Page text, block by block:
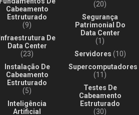
Cabeamento
Estruturado
(9)
Infraestrutura De
Data Center
(23)
Instalação De
Cabeamento
Estruturado
(5)
Inteligência
Artificial
(20)
Segurança
Patrimonial Do
Data Center
(1)
Servidores (10)
Supercomputadores
(11)
Testes De
Cabeamento
Estruturado
(30)